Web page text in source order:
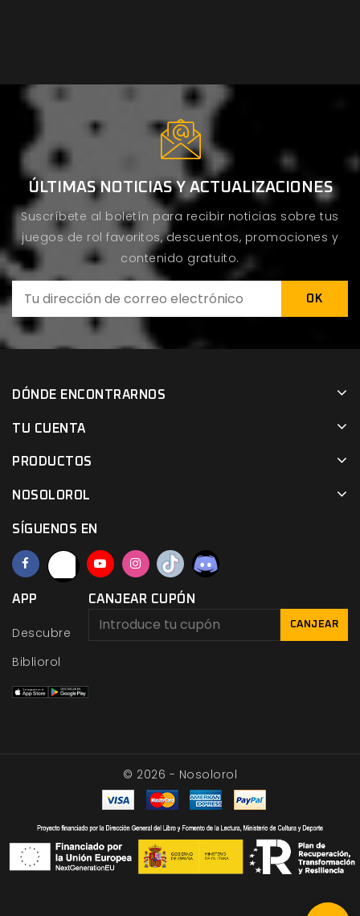
ÚLTIMAS NOTICIAS Y ACTUALIZACIONES
Suscríbete al boletín para recibir noticias sobre tus
juegos de rol favoritos, descuentos, promociones y
contenido gratuito.
DÓNDE ENCONTRARNOS
TU CUENTA
PRODUCTOS
NOSOLOROL
SÍGUENOS EN
APP
Descubre
Bibliorol
CANJEAR CUPÓN
CANJEAR
© 2026 - Nosolorol